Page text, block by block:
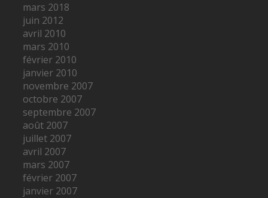
mars 2018
juin 2012
avril 2010
mars 2010
février 2010
janvier 2010
novembre 2007
octobre 2007
septembre 2007
août 2007
juillet 2007
avril 2007
mars 2007
février 2007
janvier 2007